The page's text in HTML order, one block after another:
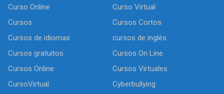
Curso Online
Curso Virtual
Cursos
Cursos Cortos
Cursos de idiomas
cursos de inglés
Cursos gratuitos
Cursos On Line
Cursos Online
Cursos Virtuales
CursoVirtual
Cyberbullying